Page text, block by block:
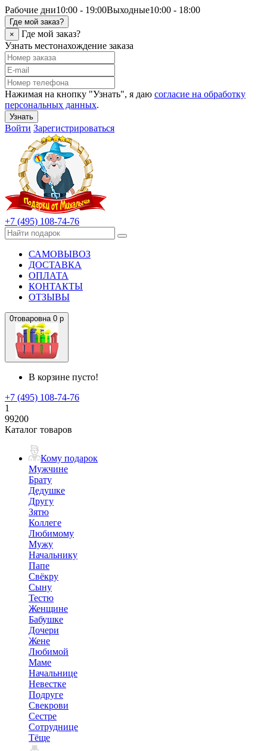
Рабочие дни10:00 - 19:00Выходные10:00 - 18:00
Где мой заказ?
×
Где мой заказ?
Узнать местонахождение заказа
Нажимая на кнопку "Узнать", я даю согласие на обработку
персональных данных.
Узнать
Войти Зарегистрироваться
+7 (495) 108-74-76
САМОВЫВОЗ
ДОСТАВКА
ОПЛАТА
КОНТАКТЫ
ОТЗЫВЫ
0товаровна 0 р
В корзине пусто!
+7 (495) 108-74-76
1
99200
Каталог товаров
Кому подарок
Мужчине
Брату
Дедушке
Другу
Зятю
Коллеге
Любимому
Мужу
Начальнику
Папе
Свёкру
Сыну
Тестю
Женщине
Бабушке
Дочери
Жене
Любимой
Маме
Начальнице
Невестке
Подруге
Свекрови
Сестре
Сотруднице
Тёще